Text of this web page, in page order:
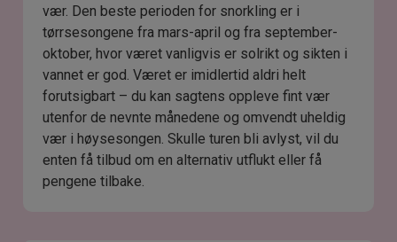
vær. Den beste perioden for snorkling er i
tørrsesongene fra mars-april og fra september-
oktober, hvor været vanligvis er solrikt og sikten i
vannet er god. Været er imidlertid aldri helt
forutsigbart – du kan sagtens oppleve fint vær
utenfor de nevnte månedene og omvendt uheldig
vær i høysesongen. Skulle turen bli avlyst, vil du
enten få tilbud om en alternativ utflukt eller få
pengene tilbake.